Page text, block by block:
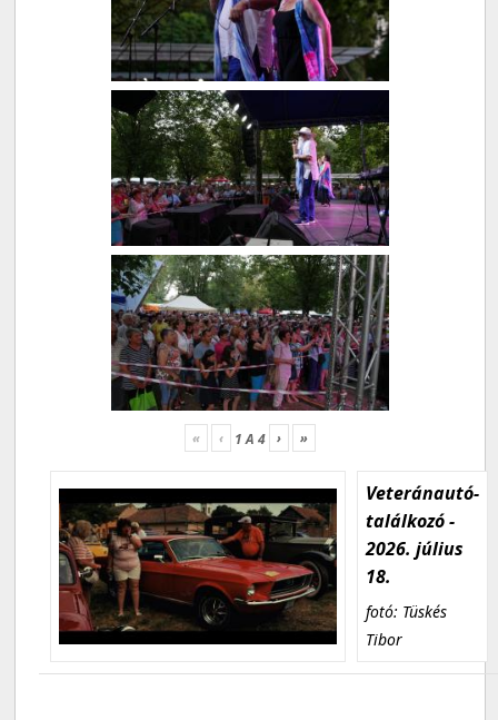
« ‹ 1A 4 › »
Veteránautó-
találkozó -
2026. július
18.
fotó: Tüskés
Tibor